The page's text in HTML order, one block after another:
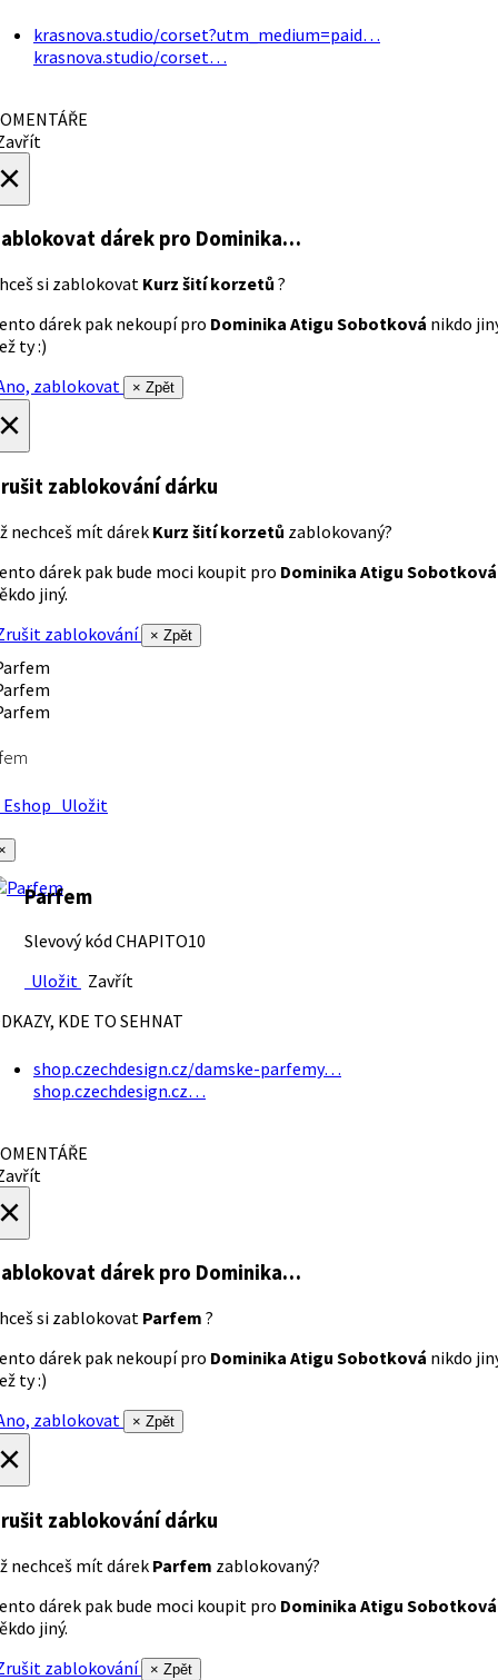
krasnova.studio/corset?utm_medium=paid…
krasnova.studio/corset…
dárek pro Dominika…
si zablokovat Kurz šití korzetů ?
dárek pak nekoupí pro Dominika Atigu Sobotková nikdo
ty :)
zablokovat
× Zpět
zablokování dárku
nechceš mít dárek Kurz šití korzetů zablokovaný?
dárek pak bude moci koupit pro Dominika Atigu Sobotková
jiný.
zablokování
× Zpět
Uložit
Parfem
Slevový kód CHAPITO10
Uložit Zavřít
KDE TO SEHNAT
shop.czechdesign.cz/damske-parfemy…
shop.czechdesign.cz…
dárek pro Dominika…
si zablokovat Parfem ?
dárek pak nekoupí pro Dominika Atigu Sobotková nikdo
ty :)
zablokovat
× Zpět
zablokování dárku
nechceš mít dárek Parfem zablokovaný?
dárek pak bude moci koupit pro Dominika Atigu Sobotková
jiný.
zablokování
× Zpět